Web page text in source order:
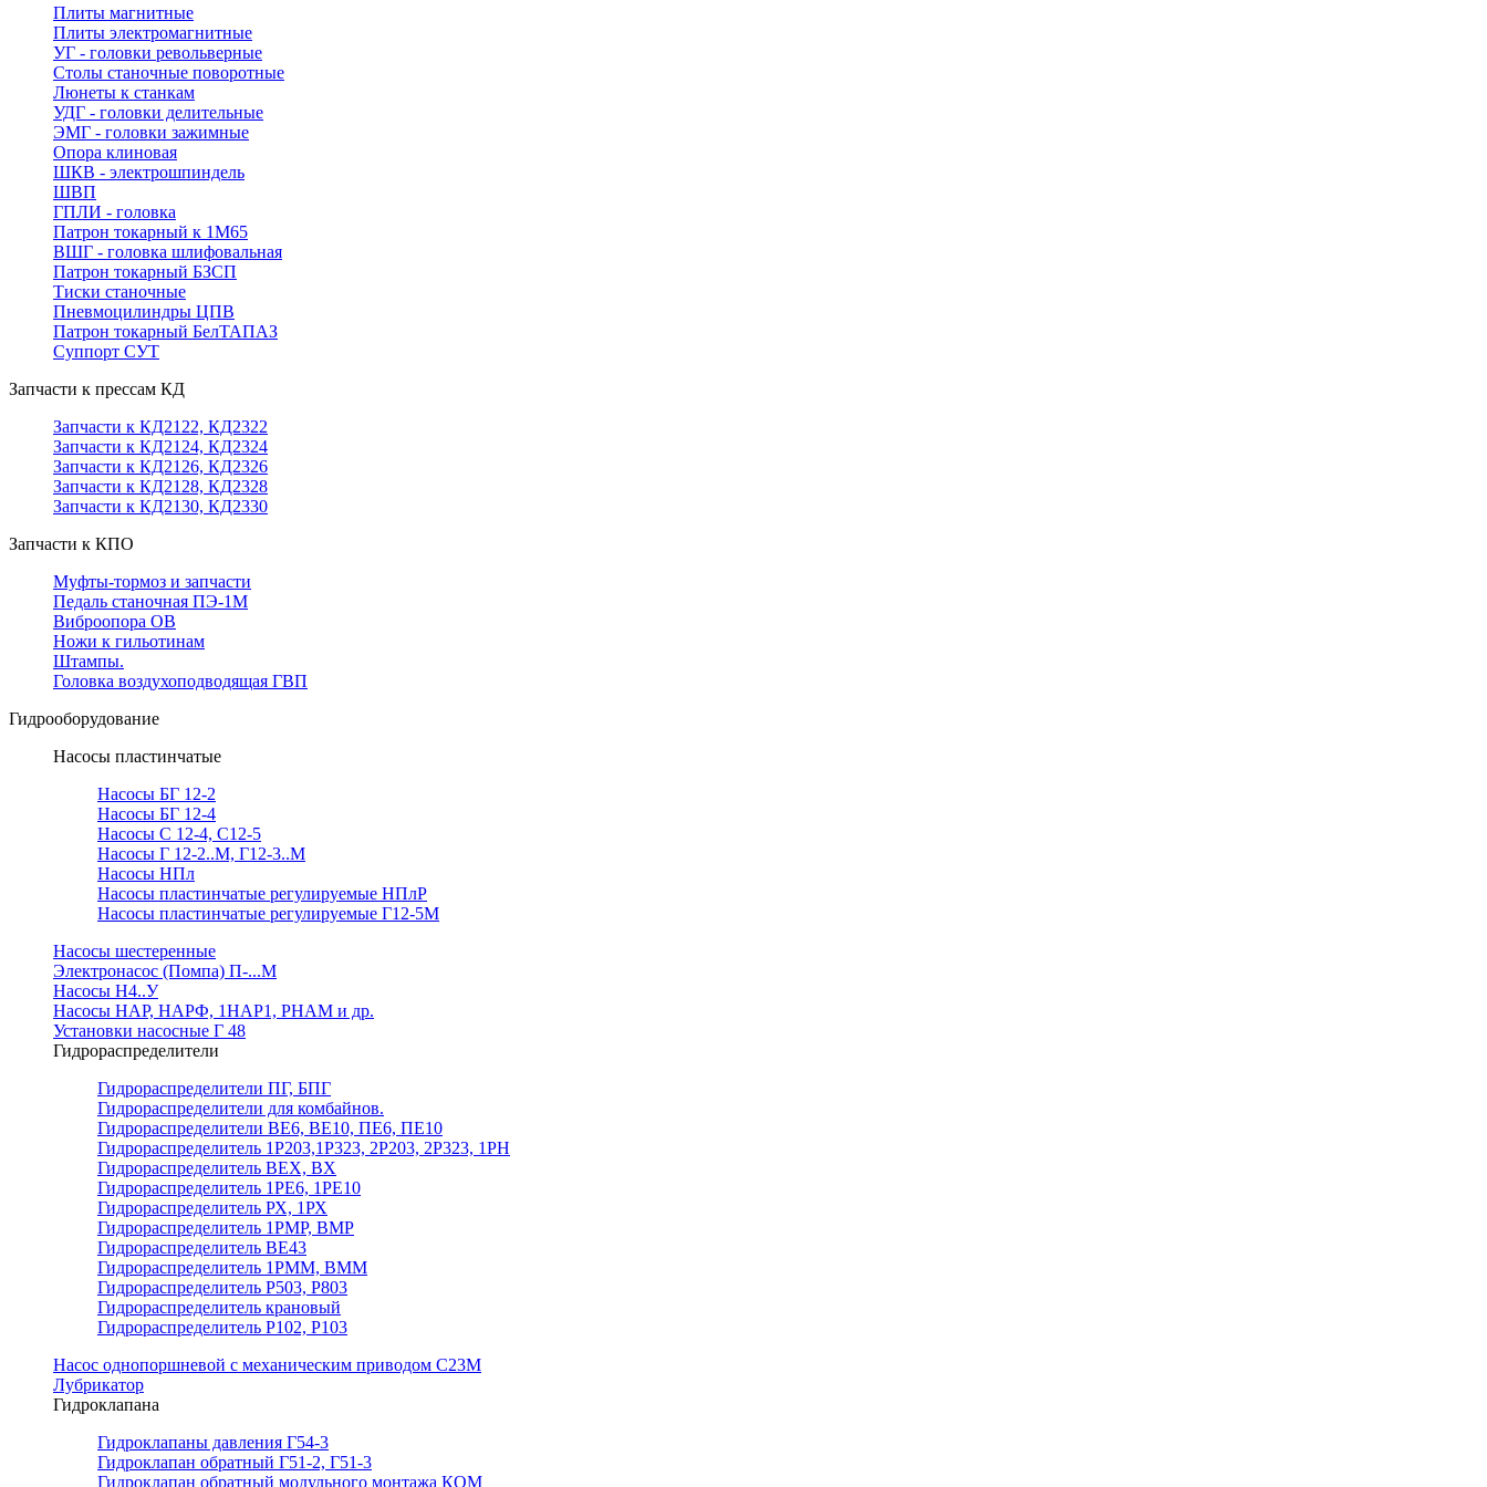
Плиты магнитные
Плиты электромагнитные
УГ - головки револьверные
Столы станочные поворотные
Люнеты к станкам
УДГ - головки делительные
ЭМГ - головки зажимные
Опора клиновая
ШКВ - электрошпиндель
ШВП
ГПЛИ - головка
Патрон токарный к 1М65
ВШГ - головка шлифовальная
Патрон токарный БЗСП
Тиски станочные
Пневмоцилиндры ЦПВ
Патрон токарный БелТАПАЗ
Суппорт СУТ
Запчасти к прессам КД
Запчасти к КД2122, КД2322
Запчасти к КД2124, КД2324
Запчасти к КД2126, КД2326
Запчасти к КД2128, КД2328
Запчасти к КД2130, КД2330
Запчасти к КПО
Муфты-тормоз и запчасти
Педаль станочная ПЭ-1М
Виброопора ОВ
Ножи к гильотинам
Штампы.
Головка воздухоподводящая ГВП
Гидрооборудование
Насосы пластинчатые
Насосы БГ 12-2
Насосы БГ 12-4
Насосы С 12-4, С12-5
Насосы Г 12-2..М, Г12-3..М
Насосы НПл
Насосы пластинчатые регулируемые НПлР
Насосы пластинчатые регулируемые Г12-5М
Насосы шестеренные
Электронасос (Помпа) П-...М
Насосы Н4..У
Насосы НАР, НАРФ, 1НАР1, РНАМ и др.
Установки насосные Г 48
Гидрораспределители
Гидрораспределители ПГ, БПГ
Гидрораспределители для комбайнов.
Гидрораспределители ВЕ6, ВЕ10, ПЕ6, ПЕ10
Гидрораспределитель 1Р203,1Р323, 2Р203, 2Р323, 1РН
Гидрораспределитель ВЕХ, ВХ
Гидрораспределитель 1РЕ6, 1РЕ10
Гидрораспределитель РХ, 1РХ
Гидрораспределитель 1РМР, ВМР
Гидрораспределитель ВЕ43
Гидрораспределитель 1РММ, ВММ
Гидрораспределитель Р503, Р803
Гидрораспределитель крановый
Гидрораспределитель Р102, Р103
Насос однопоршневой с механическим приводом С23М
Лубрикатор
Гидроклапана
Гидроклапаны давления Г54-3
Гидроклапан обратный Г51-2, Г51-3
Гидроклапан обратный модульного монтажа КОМ